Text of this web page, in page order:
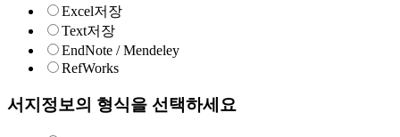
Excel저장
Text저장
EndNote / Mendeley
RefWorks
서지정보의 형식을 선택하세요